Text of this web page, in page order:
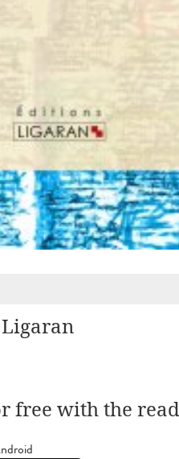
Ligaran
free with the